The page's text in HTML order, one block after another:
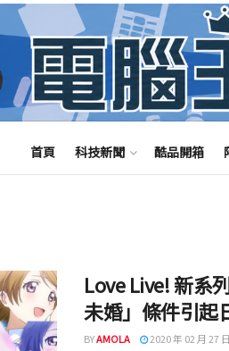
首頁 科技新聞 酷品開箱
Love Live! 新系
未婚」條件引起
BYAMOLA 2020 年 02 月 27 日